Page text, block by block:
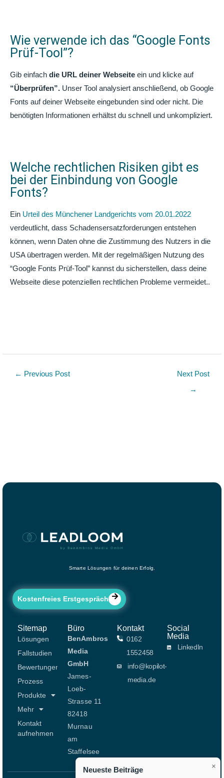
Wie verwende ich das “Google Fonts
Prüf-Tool”?
Gib einfach die URL deiner Webseite ein und klicke auf
“Überprüfen”. Unser Tool analysiert anschließend, ob Google
Fonts auf deiner Webseite eingebunden sind oder nicht. Die
benötigten Informationen erhältst du schnell und unkompliziert.
Welche rechtlichen Risiken gibt es
bei der Einbindung von Google
Fonts?
Ein Urteil des Münchener Landgerichts vom 20.01.2022
verdeutlicht, dass Schadensersatzforderungen entstehen
können, wenn Daten ohne die Zustimmung des Nutzers in die
USA übertragen werden. Mit der regelmäßigen Nutzung des
“Google Fonts Prüf-Tool” kannst du sicherstellen, dass deine
Webseite diese potenziellen rechtlichen Probleme vermeidet..
← Previous Post
Next Post
→
×
Neueste Beiträge
Smarte Lösungen für deinen Erfolg.
Kostenfreies Erstgespräch
Sitemap
Lösungen
Fallstudien
Bewertungen
Prozess
Produkte
Mehr
Kontakt
aufnehmen
Büro
BenAmbros
Media
GmbH
James-
Loeb-
Strasse 11
82418
Murnau
am
Staffelsee
Kontakt
0162
1552458
info@kopilot-
media.de
Social
Media
LinkedIn